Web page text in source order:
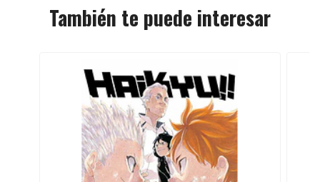
También te puede interesar